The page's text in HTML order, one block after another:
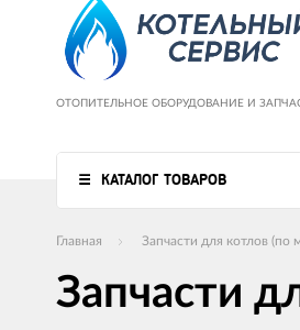
ОТОПИТЕЛЬНОЕ ОБОРУДОВАНИЕ И
КАТАЛОГ ТОВАРОВ
Главная Запчасти для котлов (по
Запчасти